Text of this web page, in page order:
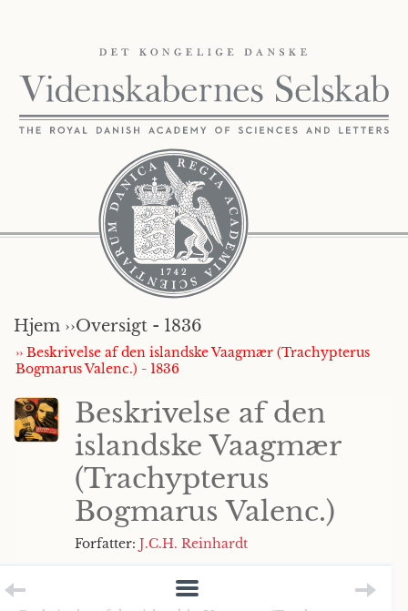
Hjem ››Oversigt - 1836
›› Beskrivelse af den islandske Vaagmær (Trachypterus
Bogmarus Valenc.) - 1836
Beskrivelse af den
islandske Vaagmær
(Trachypterus
Bogmarus Valenc.)
Forfatter: J.C.H. Reinhardt